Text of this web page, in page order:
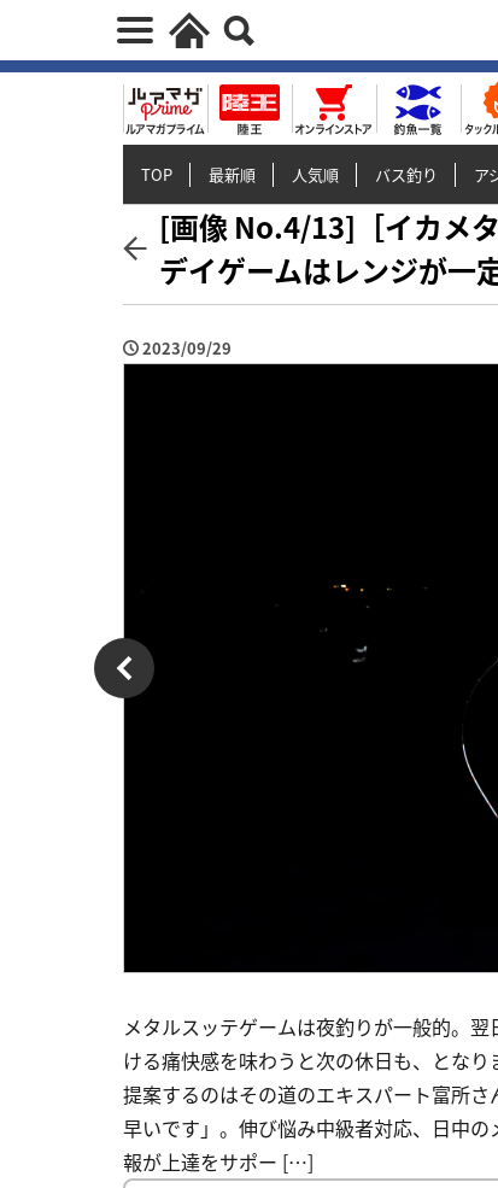
TOP 最新順 人気順 バス釣り ア
[画像 No.4/13]［イカメ
デイゲームはレンジが一
2023/09/29
メタルスッテゲームは夜釣りが一般的。
ける痛快感を味わうと次の休日も、とな
提案するのはその道のエキスパート富所
早いです」。伸び悩み中級者対応、日中
報が上達をサポー […]